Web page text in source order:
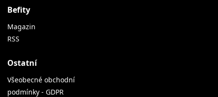
Befity
Magazin
RSS
Ostatní
Všeobecné obchodní
podmínky - GDPR